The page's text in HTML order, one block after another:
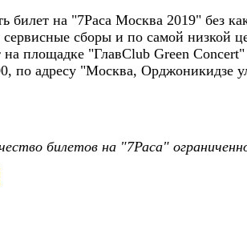
билет на "7Раса Москва 2019" без
сервисные сборы и по самой низкой
на площадке "ГлавClub Green Concert"
по адресу "Москва, Орджоникидзе
билетов на "7Раса"